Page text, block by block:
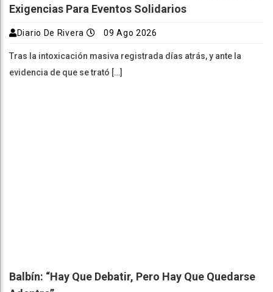
Exigencias Para Eventos Solidarios
Diario De Rivera 09 Ago 2026
Tras la intoxicación masiva registrada días atrás, y ante la
evidencia de que se trató […]
Balbín: “Hay Que Debatir, Pero Hay Que Quedarse